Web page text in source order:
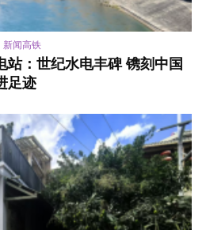
新闻高铁
站：世纪水电丰碑 镌刻中国
足迹